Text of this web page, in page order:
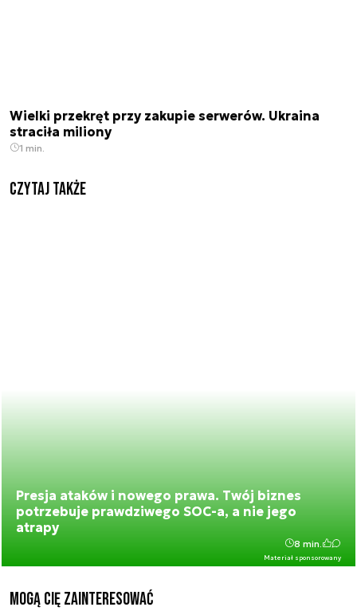
Wielki przekręt przy zakupie serwerów. Ukraina
straciła miliony
1 min.
Czytaj także
Presja ataków i nowego prawa. Twój biznes
potrzebuje prawdziwego SOC-a, a nie jego
atrapy
Materiał sponsorowany
8 min.
Mogą Cię zainteresować